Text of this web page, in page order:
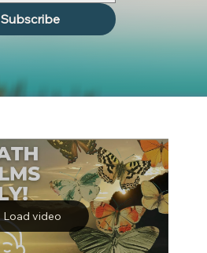
Subscribe
Load video